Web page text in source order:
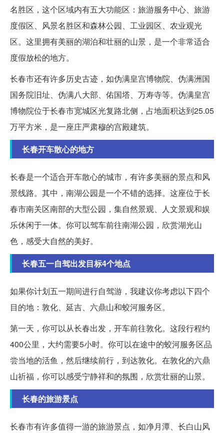
名胜区，这个区域内有五大功能区：旅游服务中心、旅游
度假区、风景名胜区和森林公园、工业园区、农业观光
区。这里拥有美丽的湖泊和壮丽的山景，是一个非常适合
度假放松的地方。
长春市还有许多历史古迹，如伪满皇宫博物院、伪满洲国
国务院旧址、伪满八大部、佑国塔、万寿寺等。伪满皇宫
博物院位于长春市宽城区光复路北侧，占地面积达到25.05
万平方米，是一座庄严肃穆的宫殿建筑。
长春开车散心的地方
长春是一个适合开车散心的城市，有许多美丽的景点和风
景线路。其中，南湖公园是一个不错的选择。这座位于长
春市南关区南部的大型公园，集自然景观、人文景观和娱
乐休闲于一体。你可以驾车前往南湖公园，欣赏湖光山
色，感受大自然的美好。
长春五一自驾出发目标4个地点
如果你计划五一期间进行自驾游，我建议你考虑以下四个
目的地：敦化、延吉、六鼎山和蛟河服务区。
第一天，你可以从长春出发，开车前往敦化。这段行程约
400公里，大约需要5小时。你可以在途中的蛟河服务区品
尝当地的活鱼，然后继续前行，到达敦化。在敦化的六鼎
山祈福，你可以感受宁静祥和的氛围，欣赏壮丽的山景。
长春的旅游景点
长春市有许多值得一游的旅游景点，如净月潭、长白山风